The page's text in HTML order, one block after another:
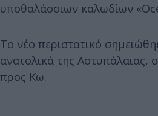
υποθαλάσσιων καλωδίων
Το νέο περιστατικό
ανατολικά της Αστυπάλαιας,
προς Κω.